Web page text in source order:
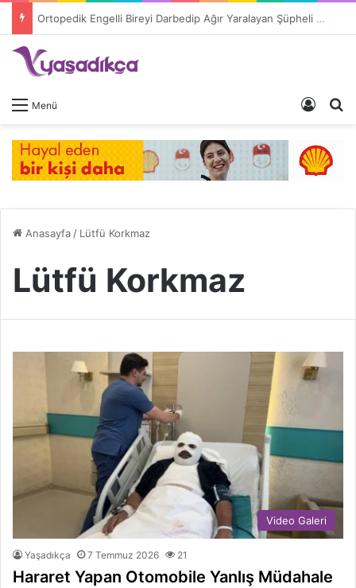
Ortopedik Engelli Bireyi Darbedip Ağır Yaralayan Şüpheli Tutuklandı
Menü Giriş
Anasayfa/ Lütfü Korkmaz
Lütfü Korkmaz
Video Galeri
Yaşadıkça 7 Temmuz 2026 21
Hararet Yapan Otomobile Yanlış Müdahale